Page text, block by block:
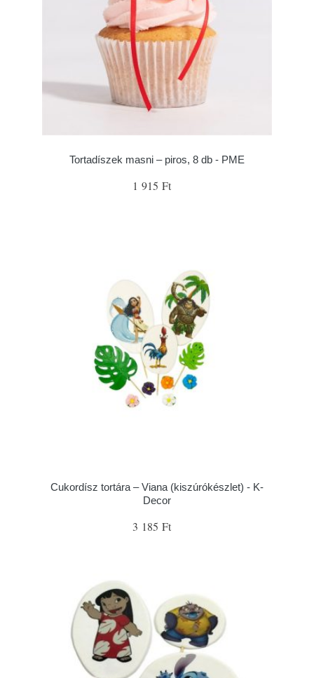
Tortadíszek masni – piros, 8 db - PME
1 915 Ft
Cukordísz tortára – Viana (kiszúrókészlet) - K-
Decor
3 185 Ft